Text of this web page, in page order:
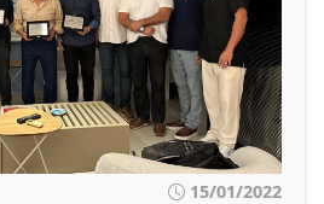
15/01/2022